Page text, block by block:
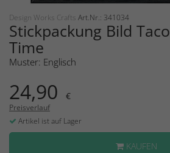
Design Works Crafts Art.Nr.: 341034
Stickpackung Bild Taco
Time
Muster: Englisch
24,90 €
Preisverlauf
Artikel ist auf Lager
KAUFEN